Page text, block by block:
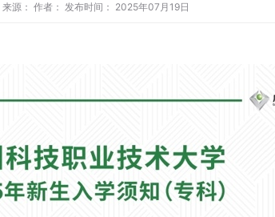
来源： 作者： 发布时间： 2025年07月19日